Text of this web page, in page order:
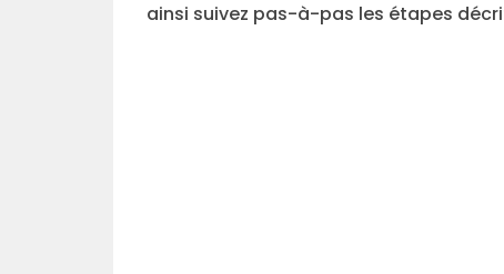
ainsi suivez pas-à-pas les étapes